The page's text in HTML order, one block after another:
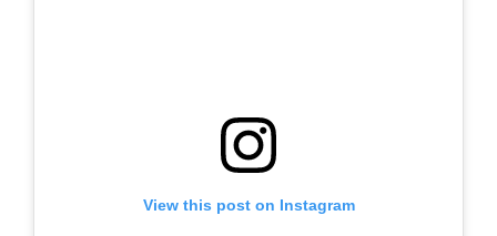
View this post on Instagram